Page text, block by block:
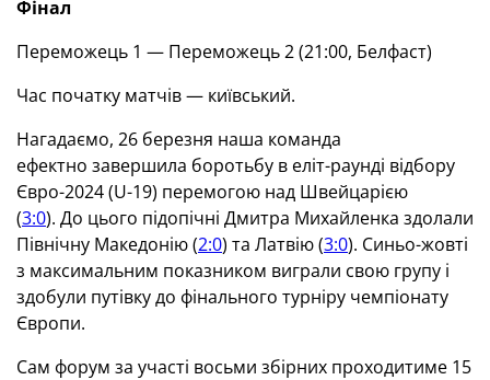
Фінал
Переможець 1 — Переможець 2 (21:00, Белфаст)
Час початку матчів — київський.
Нагадаємо, 26 березня наша команда
ефектно завершила боротьбу в еліт-раунді відбору
Євро-2024 (U-19) перемогою над Швейцарією
(3:0). До цього підопічні Дмитра Михайленка здолали
Північну Македонію (2:0) та Латвію (3:0). Cиньо-жовті
з максимальним показником виграли свою групу і
здобули путівку до фінального турніру чемпіонату
Європи.
Сам форум за участі восьми збірних проходитиме 15